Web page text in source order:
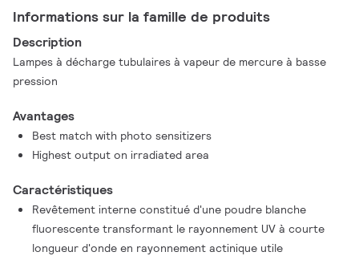
Informations sur la famille de produits
Description
Lampes à décharge tubulaires à vapeur de mercure à basse
pression
Avantages
Best match with photo sensitizers
Highest output on irradiated area
Caractéristiques
Revêtement interne constitué d'une poudre blanche
fluorescente transformant le rayonnement UV à courte
longueur d'onde en rayonnement actinique utile